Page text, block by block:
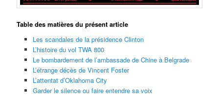
Table des matières du présent article
Les scandales de la présidence Clinton
L’histoire du vol TWA 800
Le bombardement de l’ambassade de Chine à Belgrade
L’étrange décès de Vincent Foster
L’attentat d’Oklahoma City
Garder le silence ou faire entendre sa voix